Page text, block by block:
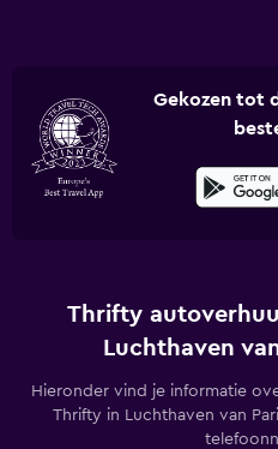
Gekozen tot
Thrifty
Luchthaven
Hieronder vind je informatie
Thrifty in Luchthaven van